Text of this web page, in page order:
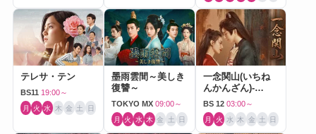
テレサ・テン
BS11 19:00～
月 火 水 木 金 土 日
墨雨雲間～美しき
復讐～
TOKYO MX 09:00～
月 火 水 木 金 土 日
一念関山(いちね
んかんざん)-
Journey to Love-
BS 12 03:00～
月 火 水 木 金 土 日